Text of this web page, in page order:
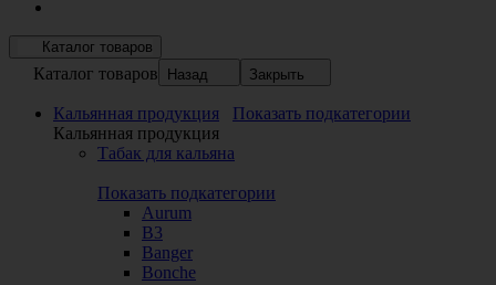
Каталог товаров
Каталог товаров Назад Закрыть
Кальянная продукция
Показать подкатегории
Кальянная продукция
Табак для кальяна
Показать подкатегории
Aurum
B3
Banger
Bonche